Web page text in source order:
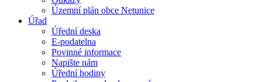
Územní plán obce Netunice
Úřad
Úřední deska
E-podatelna
Povinné informace
Napište nám
Úřední hodiny